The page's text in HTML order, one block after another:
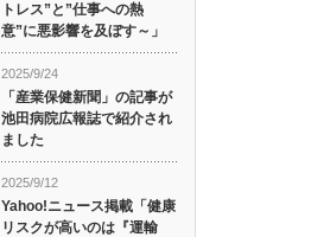
トレス”と”仕事への熱
意”に悪影響を及ぼす～」
2025/9/24
「産業保健新聞」の記事が
池田病院広報誌で紹介され
ました
2025/9/12
Yahoo!ニュース掲載「健康
リスクが高いのは『運輸